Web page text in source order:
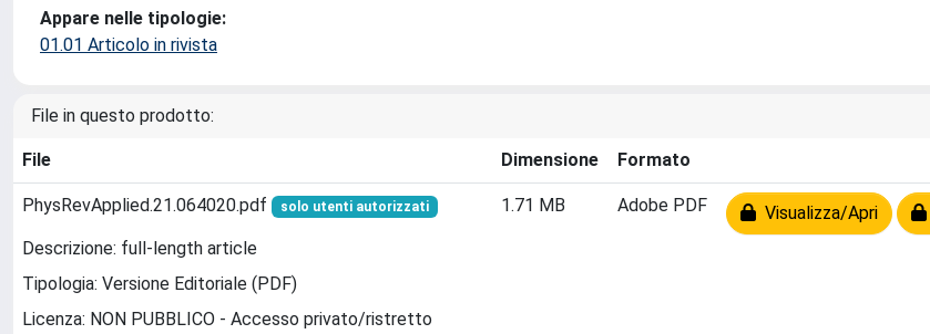
Appare nelle tipologie:
01.01 Articolo in rivista
File in questo prodotto:
File Dimensione Formato
PhysRevApplied.21.064020.pdf solo utenti autorizzati
Descrizione: full-length article
Tipologia: Versione Editoriale (PDF)
Licenza: NON PUBBLICO - Accesso privato/ristretto
1.71 MB Adobe PDF Visualizza/Apri